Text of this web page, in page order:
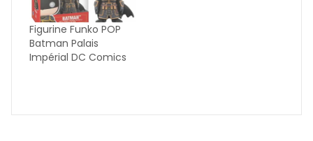
Figurine Funko POP
Batman Palais
Impérial DC Comics